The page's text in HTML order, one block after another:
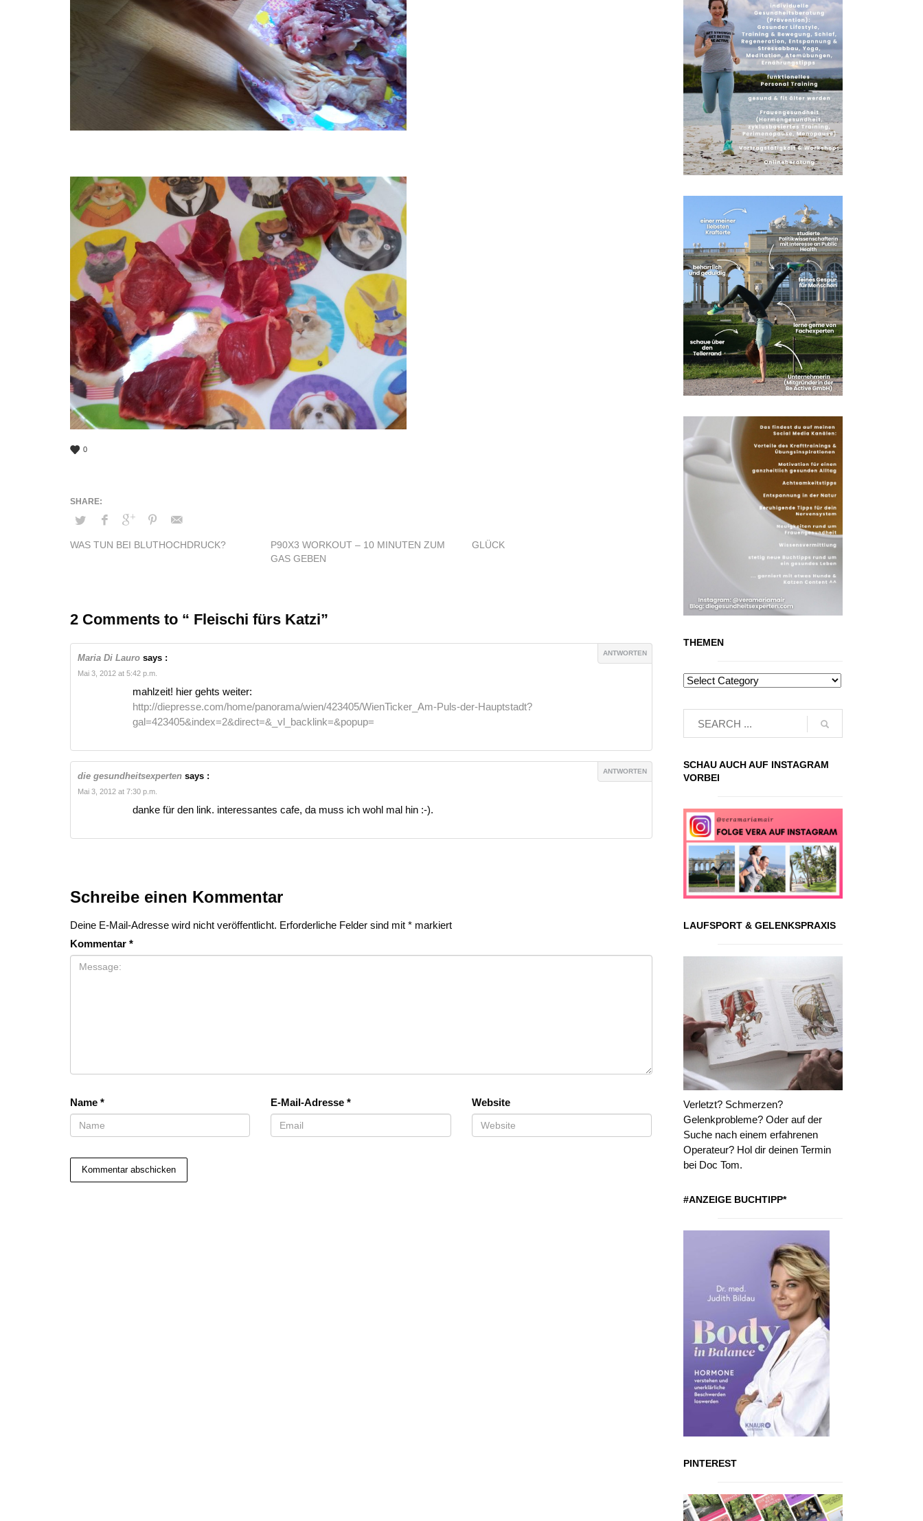
0
WAS TUN BEI BLUTHOCHDRUCK?
P90X3 WORKOUT – 10 MINUTEN ZUM
GAS GEBEN
GLÜCK
2 Comments to “ Fleischi fürs Katzi”
Maria Di Lauro says : ANTWORTEN
Mai 3, 2012 at 5:42 p.m.
mahlzeit! hier gehts weiter:
http://diepresse.com/home/panorama/wien/423405/WienTicker_Am-Puls-der-Hauptstadt?
gal=423405&index=2&direct=&_vl_backlink=&popup=
die gesundheitsexperten says : ANTWORTEN
Mai 3, 2012 at 7:30 p.m.
danke für den link. interessantes cafe, da muss ich wohl mal hin :-).
Schreibe einen Kommentar
Deine E-Mail-Adresse wird nicht veröffentlicht. Erforderliche Felder sind mit * markiert
Kommentar *
Name * E-Mail-Adresse* Website
THEMEN
SCHAU AUCH AUF INSTAGRAM
VORBEI
LAUFSPORT & GELENKSPRAXIS
Verletzt? Schmerzen?
Gelenkprobleme? Oder auf der
Suche nach einem erfahrenen
Operateur? Hol dir deinen Termin
bei Doc Tom.
#ANZEIGE BUCHTIPP*
PINTEREST